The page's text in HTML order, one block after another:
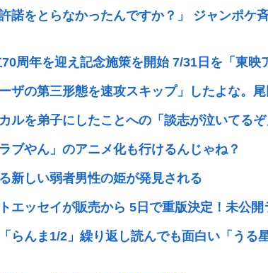
許諾をとらなかったんですか？」 ジャンポケ
周年を迎え記念施策を開始 7/31日を「東映
ザの第三形態を速攻スキップ」したよな。尾
ルを弟子にしたことへの「談志が泣いてる
ブやん」のアニメ化も行けるんじゃね？
新しい弱者男性の姫が発見される
エッセイが販売から 5日で重版決定！未公
らんま1/2」繰り返し読んでも面白い「うる